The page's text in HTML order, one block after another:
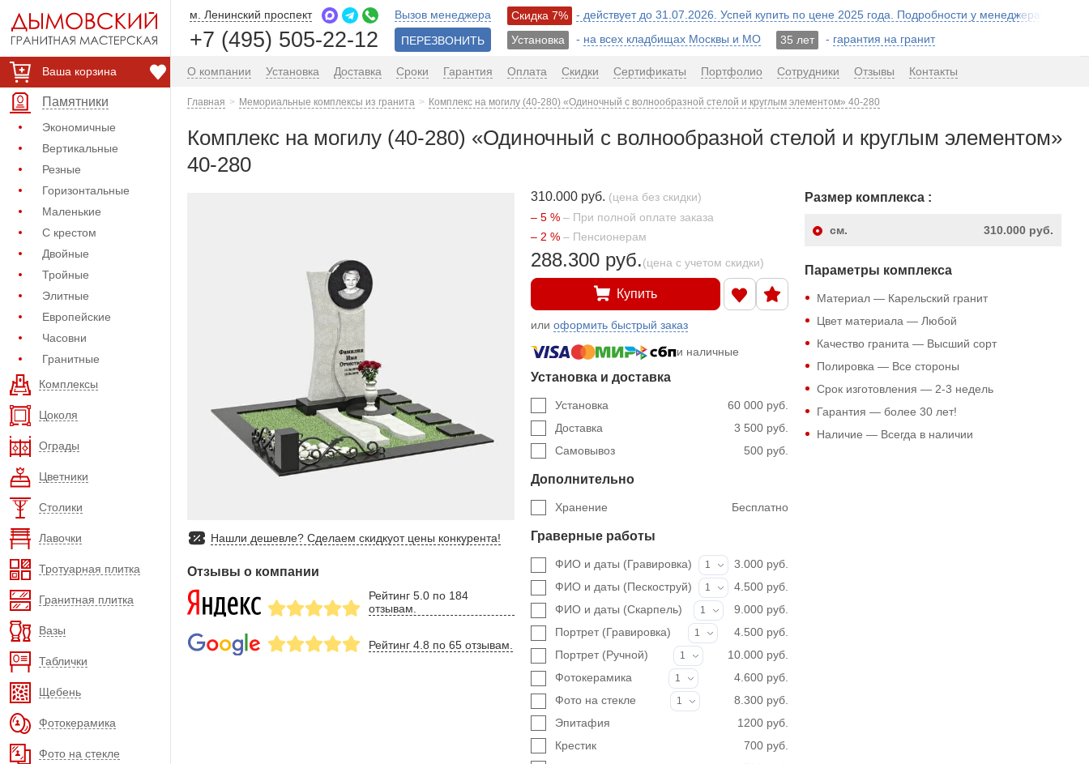
Ваша корзина
Памятники
Экономичные
Вертикальные
Резные
Горизонтальные
Маленькие
С крестом
Двойные
Тройные
Элитные
Европейские
Часовни
Гранитные
Комплексы
Цоколя
Ограды
Цветники
Столики
Лавочки
Тротуарная плитка
Гранитная плитка
Вазы
Таблички
Щебень
Фотокерамика
Фото на стекле
м. Ленинский проспект
+7 (495) 505-22-12
Вызов менеджера
ПЕРЕЗВОНИТЬ
Скидка 7%
- действует до 31.07.2026. Успей купить по цене 2025 года. Подробности у менеджера!
Установка
- на всех кладбищах Москвы и МО 35 лет - гарантия на гранит
О компании Установка Доставка Сроки Гарантия Оплата Скидки Сертификаты Портфолио Сотрудники Отзывы Контакты
Главная Мемориальные комплексы из гранита Комплекс на могилу (40-280) «Одиночный с волнообразной стелой и круглым элементом» 40-280
Комплекс на могилу (40-280) «Одиночный с волнообразной стелой и круглым элементом»
40-280
Нашли дешевле? Сделаем скидкуот цены конкурента!
Отзывы о компании
Рейтинг 5.0 по 184
отзывам.
Рейтинг 4.8 по 65 отзывам.
310.000 руб. (цена без скидки)
– 5 % – При полной оплате заказа
– 2 % – Пенсионерам
288.300 руб.(цена с учетом скидки)
Купить
илиоформить быстрый заказ
и наличные
Установка и доставка
60 000 руб.
Установка
3 500 руб.
Доставка
500 руб.
Самовывоз
Дополнительно
Бесплатно
Хранение
Граверные работы
ФИО и даты (Гравировка) 1
3.000 руб.
ФИО и даты (Пескоструй)
1
4.500 руб.
ФИО и даты (Скарпель)
1
9.000 руб.
Портрет (Гравировка)
1
4.500 руб.
Портрет (Ручной)
1
10.000 руб.
Фотокерамика
1
4.600 руб.
Фото на стекле
1
8.300 руб.
1200 руб.
Эпитафия
700 руб.
Крестик
Размер комплекса :
310.000 руб.
см.
Параметры комплекса
Материал — Карельский гранит
Цвет материала — Любой
Качество гранита — Высший сорт
Полировка — Все стороны
Срок изготовления — 2-3 недель
Гарантия — более 30 лет!
Наличие — Всегда в наличии